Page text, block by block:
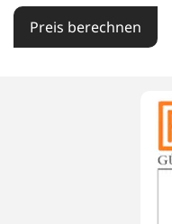
Preis berechnen